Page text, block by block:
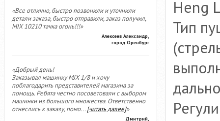
«Все отлично, быстро позвонили и уточнили
детали заказа, быстро отправили, заказ получил,
MJX 10210 тачка огонь!!!»
Алексеев Александр,
город Оренбург
«Добрый день!
Заказывал машинку MJX 1/8 и хочу
поблагодарить представителей магазина за
помощь. Ребята честно посоветовали с выбором
машинки из большого множества. Ответственно
отнеслись к заказу, помо...[читать далее]»
Дмитрий,
Heng
Тип